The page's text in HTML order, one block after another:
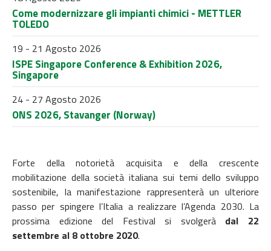
Come modernizzare gli impianti chimici - METTLER
TOLEDO
19 - 21 Agosto 2026
ISPE Singapore Conference & Exhibition 2026,
Singapore
24 - 27 Agosto 2026
ONS 2026, Stavanger (Norway)
Forte della notorietà acquisita e della crescente
mobilitazione della società italiana sui temi dello sviluppo
sostenibile, la manifestazione rappresenterà un ulteriore
passo per spingere l’Italia a realizzare l’Agenda 2030. La
prossima edizione del Festival si svolgerà dal 22
settembre al 8 ottobre 2020.